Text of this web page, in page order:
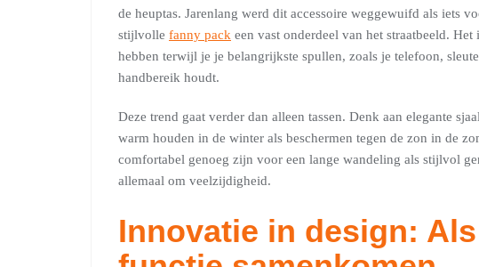
de heuptas. Jarenlang werd dit accessoire weggewuifd als iets
stijlvolle fanny pack een vast onderdeel van het straatbeeld.
hebben terwijl je je belangrijkste spullen, zoals je telefoon,
handbereik houdt.
Deze trend gaat verder dan alleen tassen. Denk aan elegante
warm houden in de winter als beschermen tegen de zon in de
comfortabel genoeg zijn voor een lange wandeling als stijlvol
allemaal om veelzijdigheid.
Innovatie in design: